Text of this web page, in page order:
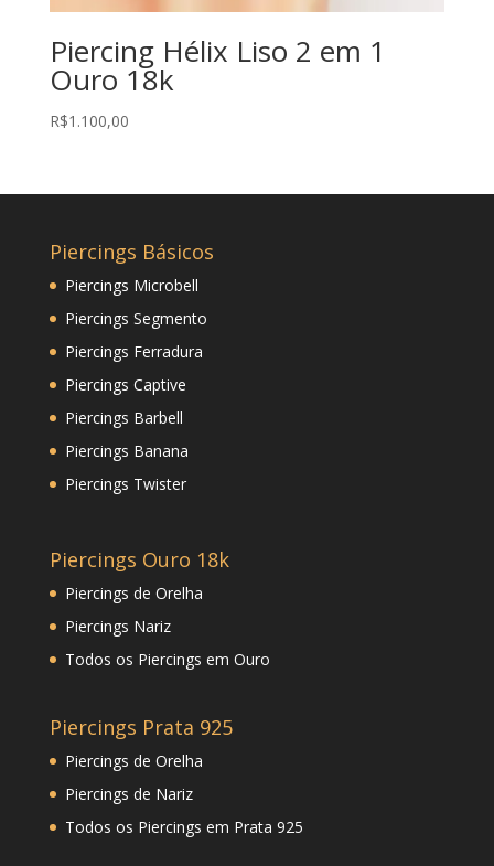
Piercing Hélix Liso 2 em 1
Ouro 18k
R$1.100,00
Piercings Básicos
Piercings Microbell
Piercings Segmento
Piercings Ferradura
Piercings Captive
Piercings Barbell
Piercings Banana
Piercings Twister
Piercings Ouro 18k
Piercings de Orelha
Piercings Nariz
Todos os Piercings em Ouro
Piercings Prata 925
Piercings de Orelha
Piercings de Nariz
Todos os Piercings em Prata 925